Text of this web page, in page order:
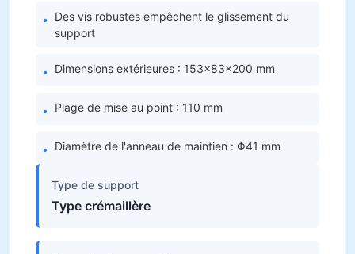
• Des vis robustes empêchent le glissement du
support
• Dimensions extérieures : 153×83×200 mm
• Plage de mise au point : 110 mm
• Diamètre de l'anneau de maintien : Φ41 mm
Type de support
Type crémaillère